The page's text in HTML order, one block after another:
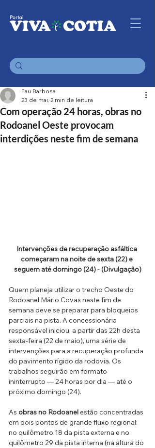
Com operação 24 horas, obras no
Rodoanel Oeste provocam
interdições neste fim de semana
Fau Barbosa
23 de mai. 2 min de leitura
Intervenções de recuperação asfáltica
começaram na noite de sexta (22) e
seguem até domingo (24) - (Divulgação)
Quem planeja utilizar o trecho Oeste do
Rodoanel Mário Covas neste fim de
semana deve se preparar para bloqueios
parciais na pista. A concessionária
responsável iniciou, a partir das 22h desta
sexta-feira (22 de maio), uma série de
intervenções para a recuperação profunda
do pavimento rígido da rodovia. Os
trabalhos seguirão em formato
ininterrupto — 24 horas por dia — até o
próximo domingo (24).
As obras no Rodoanel estão concentradas
em dois pontos de grande fluxo regional:
no quilômetro 18 da pista externa e no
quilômetro 29 da pista interna (na altura do